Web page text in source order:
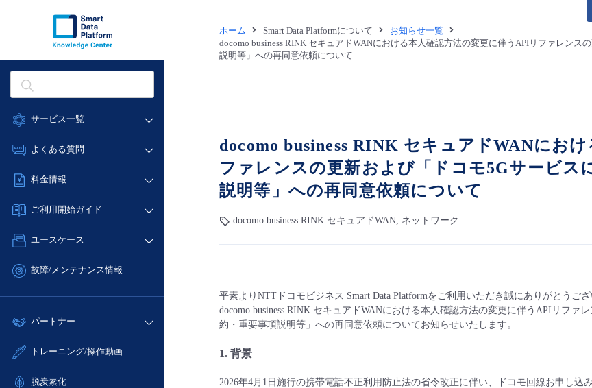
サービス一覧
データ利活用
ネットワーク
IoT
サポート
管理機能
よくある質問
データ利活用
ネットワーク
IoT
サポート
管理機能
すべてのメニューを見る
料金情報
料金シミュレーター
クラウド/サーバー
ネットワーク
サポート
すべてのメニューを見る
ご利用開始ガイド
■ 管理機能
- 初期設定・確認
- ユーザー機能の管理
- APIリファレンス
ユースケース
- バックアップ
- IoT
- ITインフラストラクチャー
故障/メンテナンス情報
サービス稼働状況
故障/メンテナンス履歴
定期メンテナンス
パートナー
販売パートナー向けプログラム
トレーニング/操作動画
脱炭素化
ホーム Smart Data Platformについて
お知らせ一覧
docomo business RINK セキュアドWANにおける本人確認方法の変更に伴うAPIリファレン
説明等」への再同意依頼について
docomo business RINK セキュアドWANにお
ファレンスの更新および「ドコモ5Gサービス
説明等」への再同意依頼について
docomo business RINK セキュアドWAN, ネットワーク
平素よりNTTドコモビジネス Smart Data Platformをご利用いただき誠にありがとうござ
docomo business RINK セキュアドWANにおける本人確認方法の変更に伴うAPIリファ
約・重要事項説明等」への再同意依頼についてお知らせいたします。
1. 背景
2026年4月1日施行の携帯電話不正利用防止法の省令改正に伴い、ドコモ回線お申し